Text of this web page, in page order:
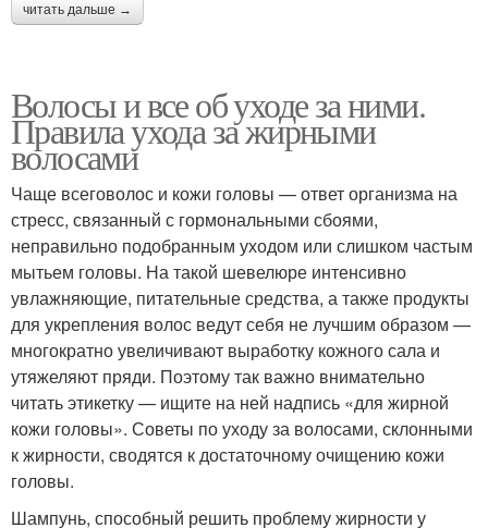
читать дальше →
Волосы и все об уходе за ними.
Правила ухода за жирными
волосами
Чаще всеговолос и кожи головы — ответ организма на
стресс, связанный с гормональными сбоями,
неправильно подобранным уходом или слишком частым
мытьем головы. На такой шевелюре интенсивно
увлажняющие, питательные средства, а также продукты
для укрепления волос ведут себя не лучшим образом —
многократно увеличивают выработку кожного сала и
утяжеляют пряди. Поэтому так важно внимательно
читать этикетку — ищите на ней надпись «для жирной
кожи головы». Советы по уходу за волосами, склонными
к жирности, сводятся к достаточному очищению кожи
головы.
Шампунь, способный решить проблему жирности у